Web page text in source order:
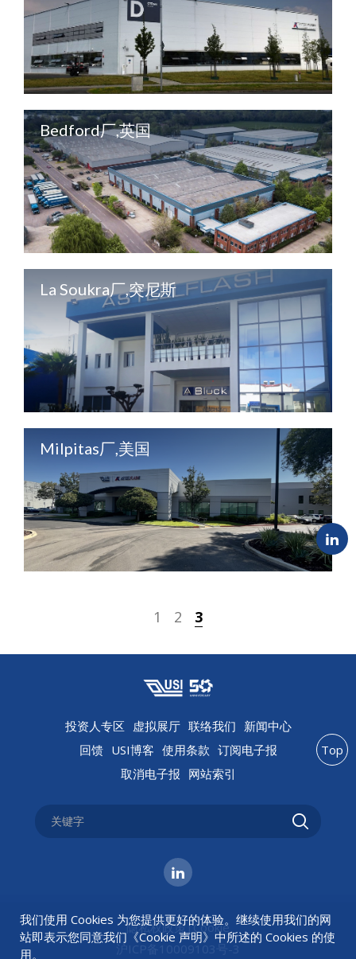
Bedford厂,英国
La Soukra厂,突尼斯
Milpitas厂,美国
1 2 3
投资人专区 虚拟展厅 联络我们 新闻中心
回馈 USI博客 使用条款 订阅电子报
取消电子报 网站索引
隐私权政策 |Cookie
沪ICP备10009103号-3
Top
我们使用 Cookies 为您提供更好的体验。继续使用我们的网
站即表示您同意我们《Cookie 声明》中所述的 Cookies 的使
用。